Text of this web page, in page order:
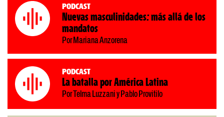
Podcast
Nuevas masculinidades: más allá de los
mandatos
Por Mariana Anzorena
Podcast
La batalla por América Latina
Por Telma Luzzani y Pablo Provitilo